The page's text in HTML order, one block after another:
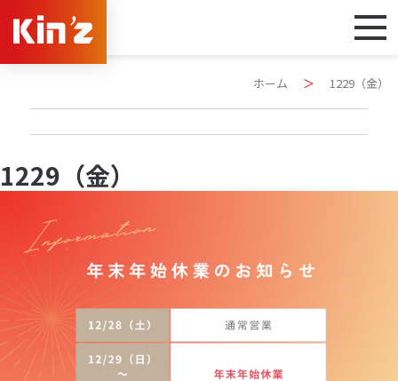
ホーム ＞ 1229（金）
1229（金）